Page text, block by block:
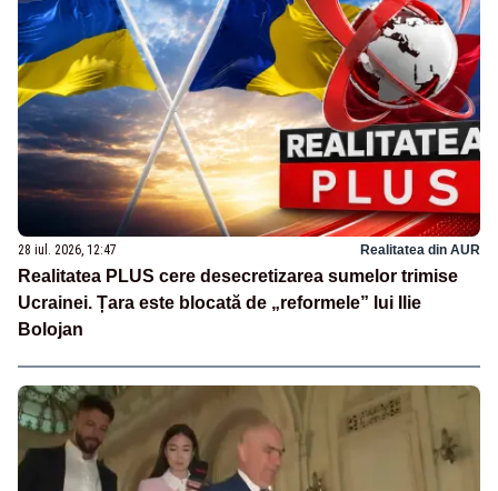
28 iul. 2026, 12:47 Realitatea din AUR
Realitatea PLUS cere desecretizarea sumelor trimise
Ucrainei. Țara este blocată de „reformele” lui Ilie
Bolojan